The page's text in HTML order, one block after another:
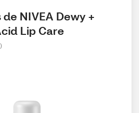
NIVEA Dewy +
Lip Care
)